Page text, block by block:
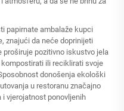
papirnate ambalaže kupci
znajući da neće doprinijeti
proširuje pozitivno iskustvo jela
ili reciklirati svoje
donošenja ekološki
u restoranu značajno
i vjerojatnost ponovljenih